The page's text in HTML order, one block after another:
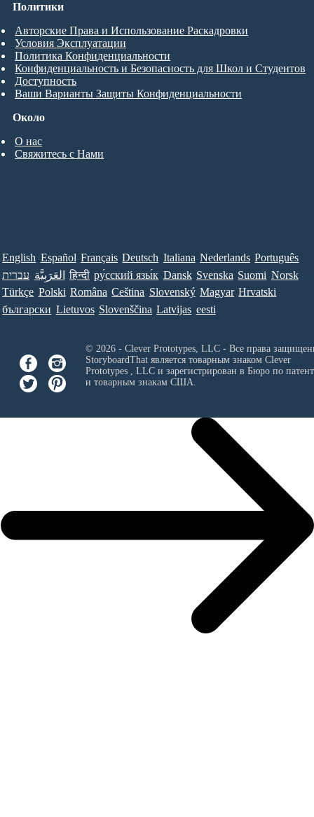
Около
О нас
Свяжитесь с Нами
Политики
Авторские Права и Использование Раскадровки
Условия Эксплуатации
Политика Конфиденциальности
Конфиденциальность и Безопасность для Школ и Студентов
Доступность
Ваши Варианты Защиты Конфиденциальности
English Español Français Deutsch Italiana Nederlands Português
עברית العَرَبِيَّة हिन्दी ру́сский язы́к Dansk Svenska Suomi Norsk
Türkçe Polski Româna Ceština Slovenský Magyar Hrvatski
български Lietuvos Slovenščina Latvijas eesti
© 2026 - Clever Prototypes, LLC - Все права
StoryboardThat является товарным знаком Clever
Prototypes , LLCи зарегистрирован в Бюро по
и товарным знакам США.